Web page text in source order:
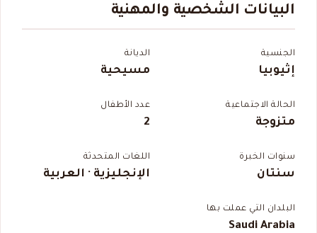
البيانات الشخصية والمهنية
الجنسية
إثيوبيا
الديانة
مسيحية
الحالة الاجتماعية
متزوجة
عدد الأطفال
2
سنوات الخبرة
سنتان
اللغات المتحدثة
الإنجليزية · العربية
البلدان التي عملت بها
Saudi Arabia